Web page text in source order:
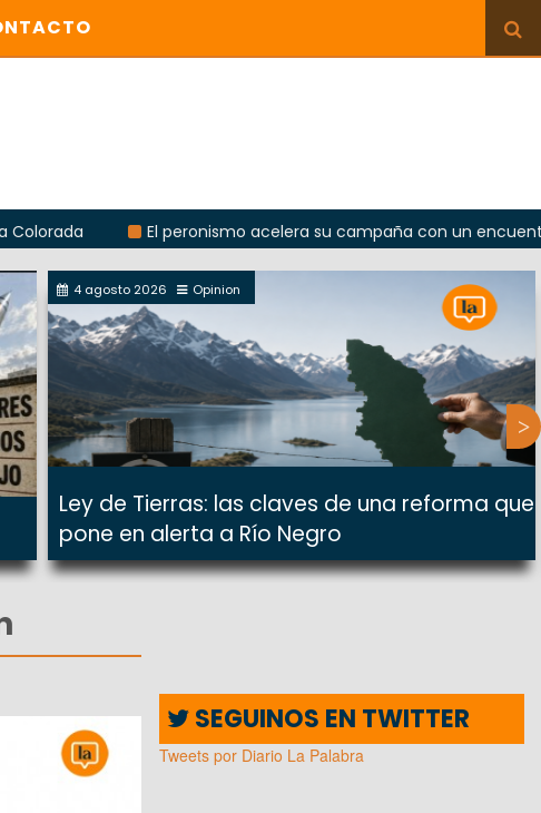
El peronismo acelera su campaña con un encuentro
4 agosto 2026 Opinion
Ley de Tierras: las claves de una reforma que
pone en alerta a Río Negro
SEGUINOS EN TWITTER
Tweets por Diario La Palabra